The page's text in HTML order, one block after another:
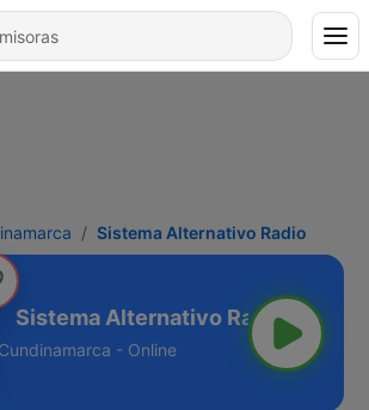
Sistema Alternativo Radio
Cundinamarca - Online